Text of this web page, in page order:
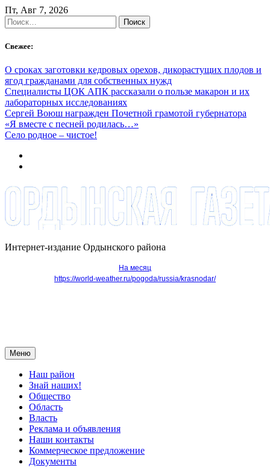
Skip
to
content
Пт, Авг 7, 2026
Найти:
Свежее:
О сроках заготовки кедровых орехов, дикорастущих плодов и
ягод гражданами для собственных нужд
Специалисты ЦОК АПК рассказали о пользе макарон и их
лабораторных исследованиях
Сергей Воюш награжден Почетной грамотой губернатора
«Я вместе с песней родилась…»
Село родное – чистое!
Интернет-издание Ордынского района
На месяц
https://world-weather.ru/pogoda/russia/krasnodar/
Меню
Наш район
Знай наших!
Общество
Область
Власть
Реклама и объявления
Наши контакты
Коммерческое предложение
Документы